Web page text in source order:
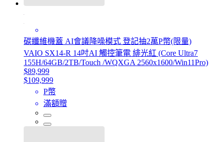
碳纖維機蓋 AI會議降噪模式 登記抽2萬P幣(限量)
VAIO SX14-R 14吋AI 觸控筆電 緋光紅 (Core Ultra7
155H/64GB/2TB/Touch /WQXGA 2560x1600/Win11Pro)
$89,999
$109,999
P幣
滿額贈